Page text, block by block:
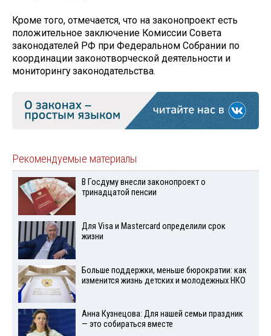
Кроме того, отмечается, что на законопроект есть
положительное заключение Комиссии Совета
законодателей РФ при Федеральном Собрании по
координации законотворческой деятельности и
мониторингу законодательства.
Рекомендуемые материалы
В Госдуму внесли законопроект о
тринадцатой пенсии
Для Visа и Mastercard определили срок
жизни
Больше поддержки, меньше бюрократии: как
изменится жизнь детских и молодежных НКО
Анна Кузнецова: Для нашей семьи праздник
— это собираться вместе